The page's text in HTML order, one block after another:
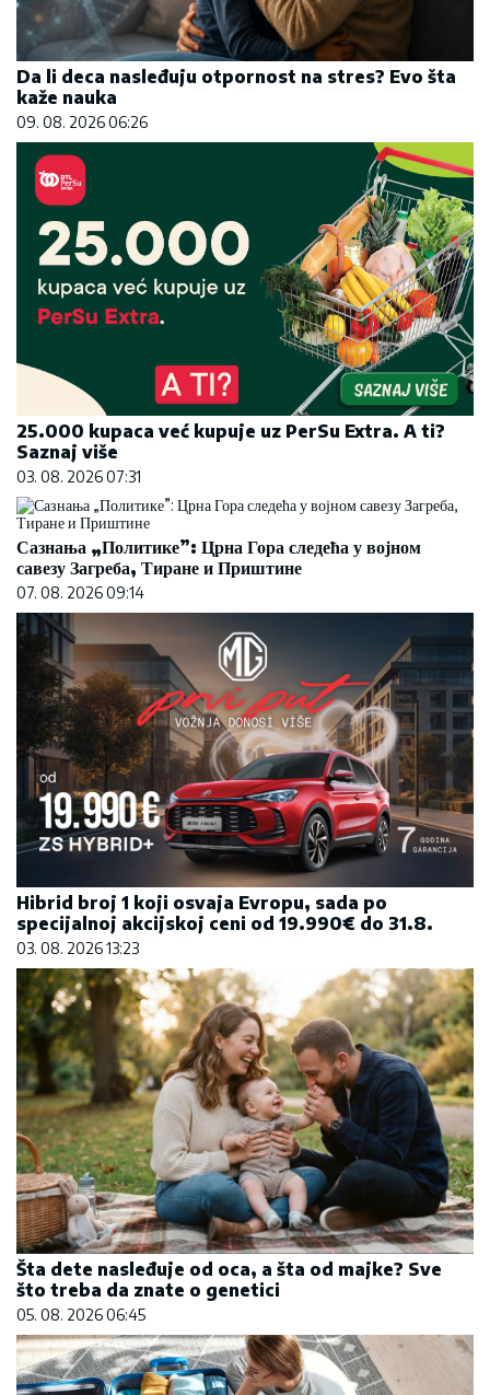
Da li deca nasleđuju otpornost na stres? Evo šta
kaže nauka
09. 08. 2026 06:26
25.000 kupaca već kupuje uz PerSu Extra. A ti?
Saznaj više
03. 08. 2026 07:31
Сазнања „Политике”: Црна Гора следећа у војном
савезу Загреба, Тиране и Приштине
07. 08. 2026 09:14
Hibrid broj 1 koji osvaja Evropu, sada po
specijalnoj akcijskoj ceni od 19.990€ do 31.8.
03. 08. 2026 13:23
Šta dete nasleđuje od oca, a šta od majke? Sve
što treba da znate o genetici
05. 08. 2026 06:45